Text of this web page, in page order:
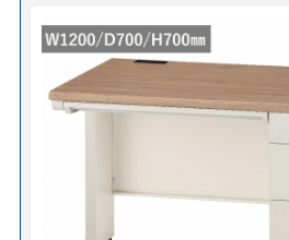
＜法人様限定メーカー直送便＞（
【メーカー配送便(地域限定)】＊搬
2,000円～/1件（税別）でお届け
＊対応可能地域「東京23区内」「
＊物量、商品によってお見積り致
＊階段作業、経路養生は別途見積